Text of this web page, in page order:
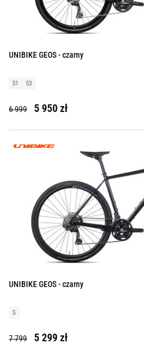
UNIBIKE GEOS - czarny
51 53
6 999 5 950 zł
UNIBIKE GEOS - czarny
S
7 799 5 299 zł